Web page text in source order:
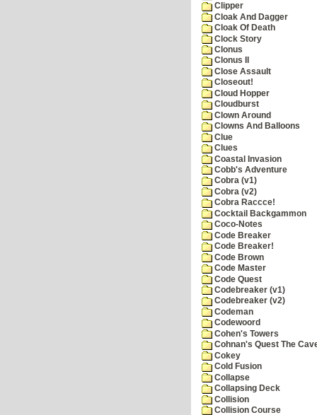
Clipper
Cloak And Dagger
Cloak Of Death
Clock Story
Clonus
Clonus II
Close Assault
Closeout!
Cloud Hopper
Cloudburst
Clown Around
Clowns And Balloons
Clue
Clues
Coastal Invasion
Cobb's Adventure
Cobra (v1)
Cobra (v2)
Cobra Raccce!
Cocktail Backgammon
Coco-Notes
Code Breaker
Code Breaker!
Code Brown
Code Master
Code Quest
Codebreaker (v1)
Codebreaker (v2)
Codeman
Codewoord
Cohen's Towers
Cohnan's Quest The
Cokey
Cold Fusion
Collapse
Collapsing Deck
Collision
Collision Course